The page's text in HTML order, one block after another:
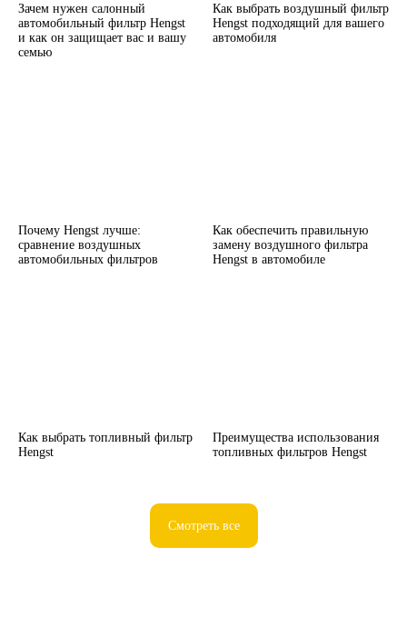
Зачем нужен салонный
автомобильный фильтр Hengst
и как он защищает вас и вашу
семью
Как выбрать воздушный фильтр
Hengst подходящий для вашего
автомобиля
Почему Hengst лучше:
сравнение воздушных
автомобильных фильтров
Как обеспечить правильную
замену воздушного фильтра
Hengst в автомобиле
Как выбрать топливный фильтр
Hengst
Преимущества использования
топливных фильтров Hengst
Смотреть все